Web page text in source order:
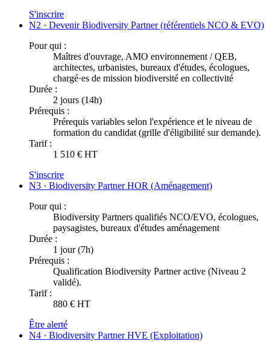
S'inscrire
N2 · Devenir Biodiversity Partner (référentiels NCO & EVO)
Pour qui :
Maîtres d'ouvrage, AMO environnement / QEB,
architectes, urbanistes, bureaux d'études, écologues,
chargé·es de mission biodiversité en collectivité
Durée :
2 jours (14h)
Prérequis :
Prérequis variables selon l'expérience et le niveau de
formation du candidat (grille d'éligibilité sur demande).
Tarif :
1 510 € HT
S'inscrire
N3 · Biodiversity Partner HOR (Aménagement)
Pour qui :
Biodiversity Partners qualifiés NCO/EVO, écologues,
paysagistes, bureaux d'études aménagement
Durée :
1 jour (7h)
Prérequis :
Qualification Biodiversity Partner active (Niveau 2
validé).
Tarif :
880 € HT
Être alerté
N4 · Biodiversity Partner HVE (Exploitation)